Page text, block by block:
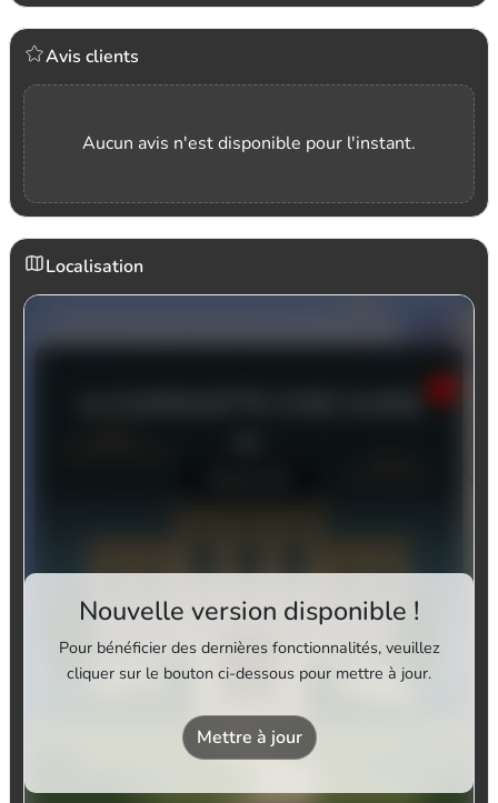
Avis clients
Aucun avis n'est disponible pour l'instant.
Localisation